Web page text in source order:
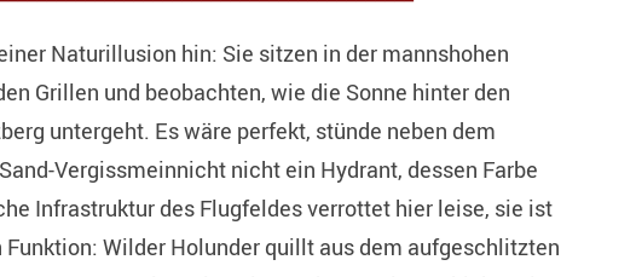
Naturillusion hin: Sie sitzen in der mannshohen
Grillen und beobachten, wie die Sonne hinter den
untergeht. Es wäre perfekt, stünde neben dem
Vergissmeinnicht nicht ein Hydrant, dessen Farbe
Infrastruktur des Flugfeldes verrottet hier leise, sie ist
Funktion: Wilder Holunder quillt aus dem aufgeschlitzten